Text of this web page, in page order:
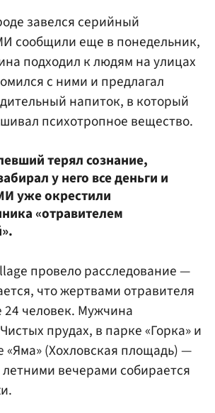
завелся серийный
сообщили еще в понедельник,
подходил к людям на улицах
с ними и предлагал
напиток, в который
психотропное вещество.
терял сознание,
у него все деньги и
уже окрестили
«отравителем
провело расследование —
что жертвами отравителя
24 человек. Мужчина
прудах, в парке «Горка» и
«Яма» (Хохловская площадь) —
летними вечерами собирается